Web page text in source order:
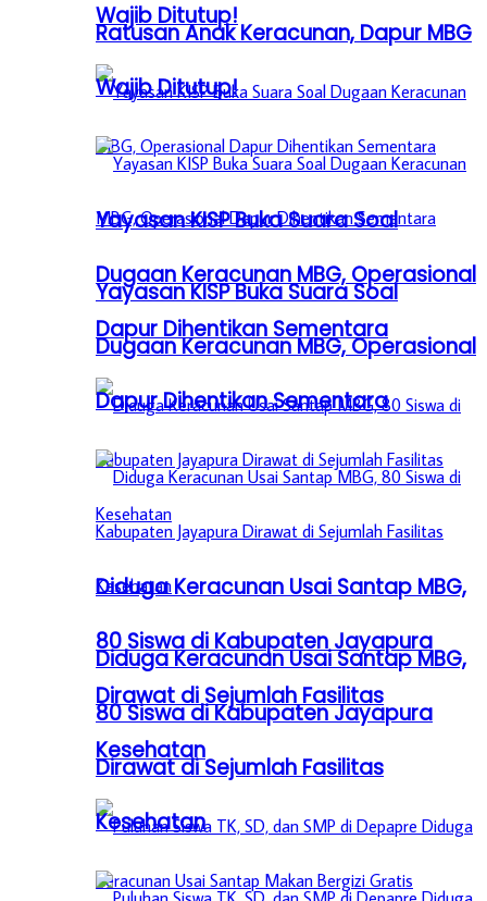
Wajib Ditutup!
Yayasan KISP Buka Suara Soal
Dugaan Keracunan MBG, Operasional
Dapur Dihentikan Sementara
Diduga Keracunan Usai Santap MBG,
80 Siswa di Kabupaten Jayapura
Dirawat di Sejumlah Fasilitas
Kesehatan
Ratusan Anak Keracunan, Dapur MBG
Wajib Ditutup!
Yayasan KISP Buka Suara Soal
Dugaan Keracunan MBG, Operasional
Dapur Dihentikan Sementara
Diduga Keracunan Usai Santap MBG,
80 Siswa di Kabupaten Jayapura
Dirawat di Sejumlah Fasilitas
Kesehatan